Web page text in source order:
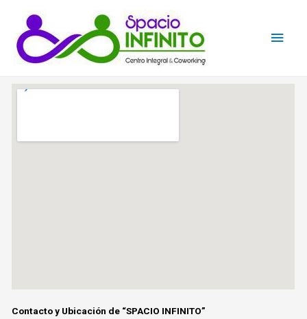
Contacto y Ubicación de “SPACIO INFINITO”